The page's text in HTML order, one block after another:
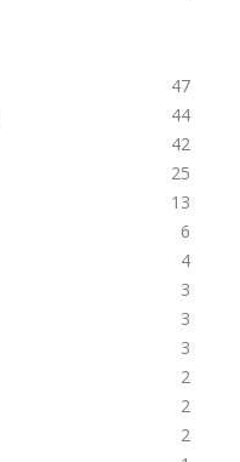
47
44
42
25
13
6
4
3
3
3
2
2
2